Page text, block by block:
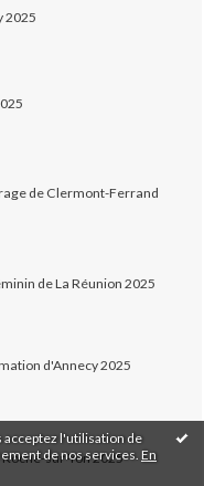
acceptez l'utilisation de
de nos services. En
2025
de Clermont-Ferrand
de La Réunion 2025
d'Annecy 2025
sur-Yon 2025